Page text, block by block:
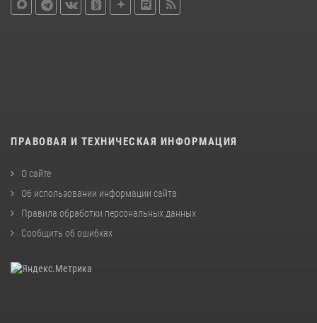
ПРАВОВАЯ И ТЕХНИЧЕСКАЯ ИНФОРМАЦИЯ
О сайте
Об использовании информации сайта
Правила обработки персональных данных
Сообщить об ошибках